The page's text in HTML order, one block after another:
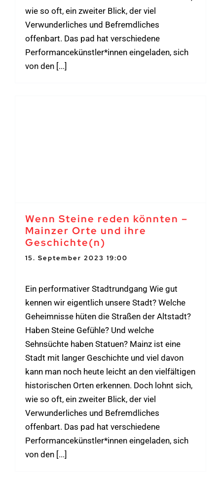
wie so oft, ein zweiter Blick, der viel
Verwunderliches und Befremdliches
offenbart. Das pad hat verschiedene
Performancekünstler*innen eingeladen, sich
von den [...]
Wenn Steine reden könnten –
Mainzer Orte und ihre
Geschichte(n)
15. September 2023 19:00
Ein performativer Stadtrundgang Wie gut
kennen wir eigentlich unsere Stadt? Welche
Geheimnisse hüten die Straßen der Altstadt?
Haben Steine Gefühle? Und welche
Sehnsüchte haben Statuen? Mainz ist eine
Stadt mit langer Geschichte und viel davon
kann man noch heute leicht an den vielfältigen
historischen Orten erkennen. Doch lohnt sich,
wie so oft, ein zweiter Blick, der viel
Verwunderliches und Befremdliches
offenbart. Das pad hat verschiedene
Performancekünstler*innen eingeladen, sich
von den [...]